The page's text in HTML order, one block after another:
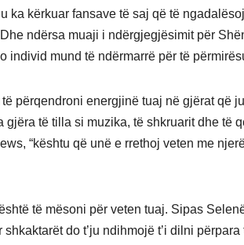
ka kërkuar fansave të saj që të
ndërsa muaji i ndërgjegjësimit për
individ mund të ndërmarrë për të
përqendroni energjinë tuaj në gjërat që
gjëra të tilla si muzika, të shkruarit dhe të
“kështu që unë e rrethoj veten me
të mësoni për veten tuaj. Sipas
do t’ju ndihmojë t’i dilni përpara